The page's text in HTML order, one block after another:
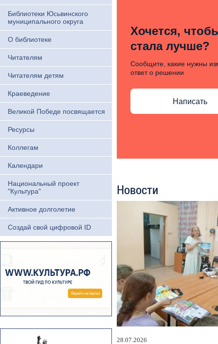
Библиотеки Юсьвинского
муниципального округа
О библиотеке
Читателям
Читателям детям
Краеведение
Великой Победе посвящается
Ресурсы
Коллегам
Календари
Национальный проект
"Культура"
Активное долголетие
Создай свой цифровой ID
Хочется,
стала лучше?
Сообщите, какие нужны
ответ о решении
Написать
Новости
28.07.2026